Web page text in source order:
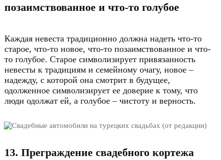
позаимствованное и что-то голубое
Каждая невеста традиционно должна надеть что-то
старое, что-то новое, что-то позаимствованное и что-
то голубое. Старое символизирует привязанность
невесты к традициям и семейному очагу, новое –
надежду, с которой она смотрит в будущее,
одолженное символизирует ее доверие к тому, что
люди одолжат ей, а голубое – чистоту и верность.
13. Преграждение свадебного кортежа